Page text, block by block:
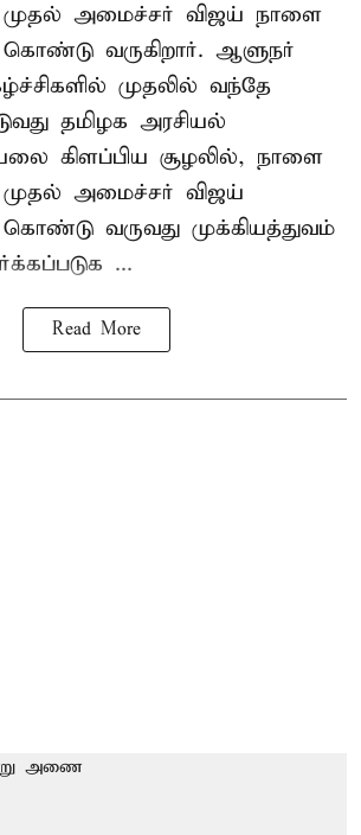
முதல் அமைச்சர் விஜய் நாளை
வருகிறார். ஆளுநர்
முதலில் வந்தே
தமிழக அரசியல்
கிளப்பிய சூழலில், நாளை
முதல் அமைச்சர் விஜய்
வருவது முக்கியத்துவம்
...
Read More